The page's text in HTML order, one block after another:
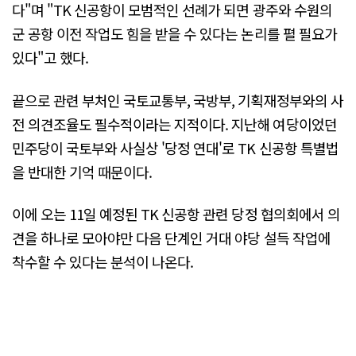
다"며 "TK 신공항이 모범적인 선례가 되면 광주와 수원의
군 공항 이전 작업도 힘을 받을 수 있다는 논리를 펼 필요가
있다"고 했다.
끝으로 관련 부처인 국토교통부, 국방부, 기획재정부와의 사
전 의견조율도 필수적이라는 지적이다. 지난해 여당이었던
민주당이 국토부와 사실상 '당정 연대'로 TK 신공항 특별법
을 반대한 기억 때문이다.
이에 오는 11일 예정된 TK 신공항 관련 당정 협의회에서 의
견을 하나로 모아야만 다음 단계인 거대 야당 설득 작업에
착수할 수 있다는 분석이 나온다.